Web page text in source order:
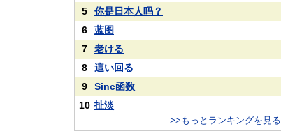
5
你是日本人吗？
6
蓝图
7
老ける
8
這い回る
9
Sinc函数
10 扯淡
>>もっとランキングを見る